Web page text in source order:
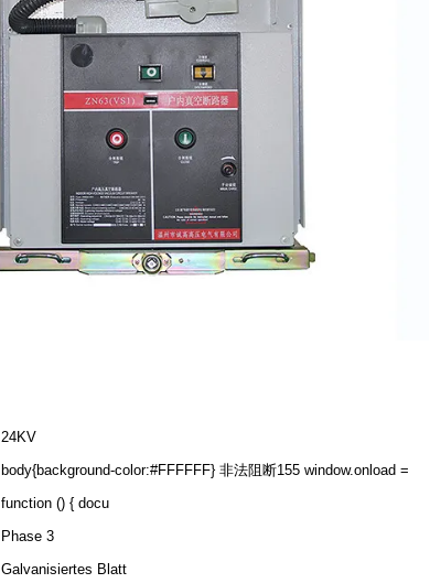
24KV
body{background-color:#FFFFFF} 非法阻断155 window.onload =
function () { docu
Phase 3
Galvanisiertes Blatt